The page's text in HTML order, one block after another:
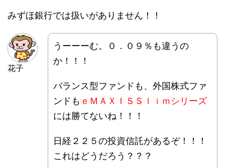
みずほ銀行では扱いがありません！！
花子
うーーーむ。０．０９％も違うの
か！！！
バランス型ファンドも、外国株式ファ
ンドも ｅＭＡＸＩＳＳｌｉｍシリーズ
には勝てないね！！！
日経２２５の投資信託があるぞ！！！
これはどうだろう？？？